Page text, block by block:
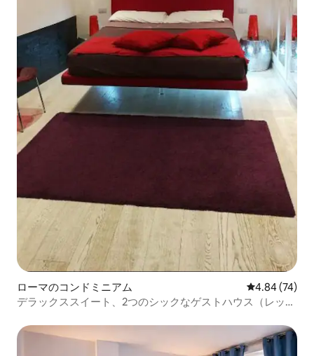
ローマのコンドミニアム レビュー74
4.84 (74)
デラックススイート、2つのシックなゲストハウス（レッド